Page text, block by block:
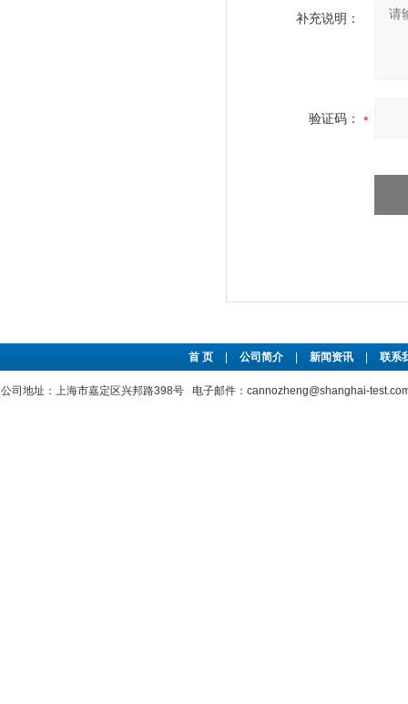
补充说明：
验证码：
首 页 公司简介 新闻资讯 联系
公司地址：上海市嘉定区兴邦路398号 电子邮件：cannozheng@shanghai-